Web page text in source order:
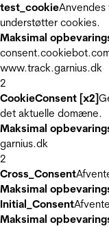
test_cookieAnvendes
understøtter cookies.
Maksimal
www.track.garnius.dk
2
CookieConsent [x2]
det aktuelle domæne.
Maksimal
garnius.dk
2
Cross_Consent
Maksimal
Initial_Consent
Maksimal